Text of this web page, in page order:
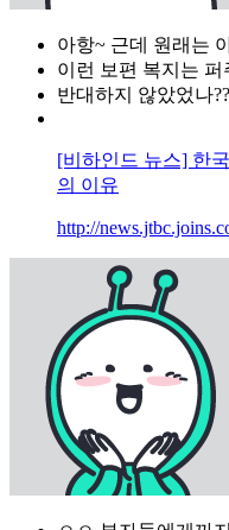
아항~ 근데 원래는
이런 보편 복지는 퍼
반대하지 않았었나??
[비하인드 뉴스] 한
의 이유
http://